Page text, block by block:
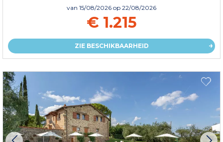
van 15/08/2026 op 22/08/2026
€ 1.215
ZIE BESCHIKBAARHEID